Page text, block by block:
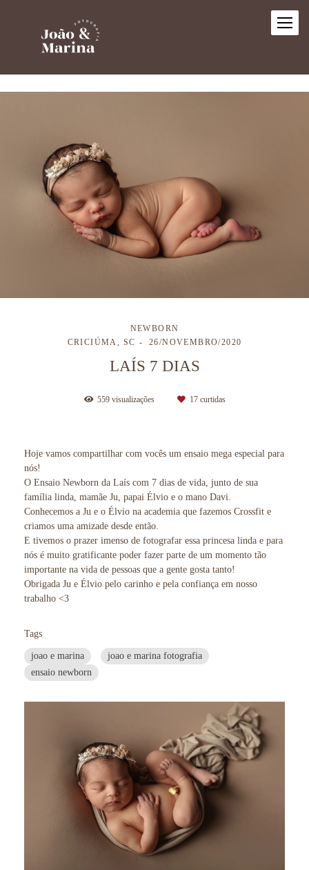
NEWBORN
CRICIÚMA, SC
26/NOVEMBRO/2020
LAÍS 7 DIAS
559visualizações 17curtidas
Hoje vamos compartilhar com vocês um ensaio mega especial para
nós!
O Ensaio Newborn da Laís com 7 dias de vida, junto de sua
família linda, mamãe Ju, papai Élvio e o mano Davi.
Conhecemos a Ju e o Élvio na academia que fazemos Crossfit e
criamos uma amizade desde então.
E tivemos o prazer imenso de fotografar essa princesa linda e para
nós é muito gratificante poder fazer parte de um momento tão
importante na vida de pessoas que a gente gosta tanto!
Obrigada Ju e Élvio pelo carinho e pela confiança em nosso
trabalho <3
Tags
joao e marina
joao e marina fotografia
ensaio newborn